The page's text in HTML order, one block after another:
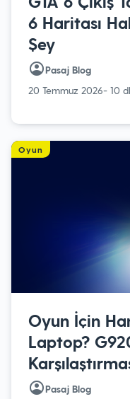
6 Haritası
Şey
Pasaj Blog
20 Temmuz 2026- 10
Oyun
Oyun İçin
Laptop?
Pasaj Blog